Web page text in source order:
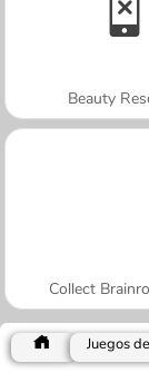
Beauty
Collect